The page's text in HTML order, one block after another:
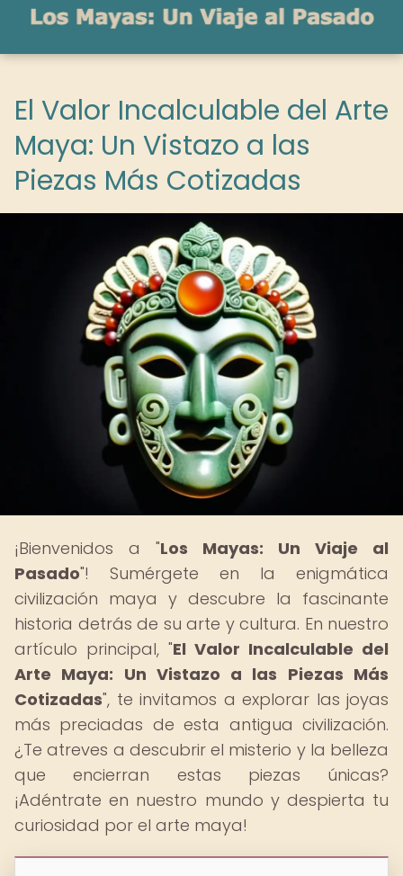
El Valor Incalculable del Arte
Maya: Un Vistazo a las
Piezas Más Cotizadas
¡Bienvenidos a "Los Mayas: Un Viaje al
Pasado"! Sumérgete en la enigmática
civilización maya y descubre la fascinante
historia detrás de su arte y cultura. En nuestro
artículo principal, "El Valor Incalculable del
Arte Maya: Un Vistazo a las Piezas Más
Cotizadas", te invitamos a explorar las joyas
más preciadas de esta antigua civilización.
¿Te atreves a descubrir el misterio y la belleza
que encierran estas piezas únicas?
¡Adéntrate en nuestro mundo y despierta tu
curiosidad por el arte maya!